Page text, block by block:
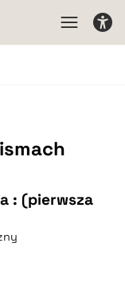
: (pierwsza